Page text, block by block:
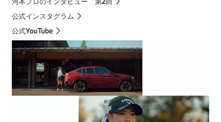
公式インスタグラム
公式YouTube